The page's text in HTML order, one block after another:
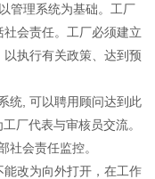
理系统为基础。工厂
会责任。工厂必须建立
执行有关政策、达到预
, 可以聘用顾问达到此
厂代表与审核员交流。
会责任监控。
改为向外打开，在工作